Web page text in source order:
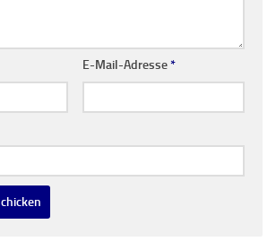
E-Mail-Adresse*